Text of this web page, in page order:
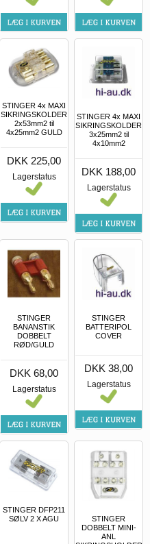
STINGER 4x MAXI
SIKRINGSKOLDER
2x53mm2 til
4x25mm2 GULD
DKK 225,00
Lagerstatus
STINGER 4x MAXI
SIKRINGSKOLDER
3x25mm2 til
4x10mm2
DKK 188,00
Lagerstatus
STINGER
BANANSTIK
DOBBELT
RØD/GULD
DKK 68,00
Lagerstatus
STINGER
BATTERIPOL
COVER
DKK 38,00
Lagerstatus
STINGER DFP211
SØLV 2 X AGU
STINGER
DOBBELT MINI-
ANL